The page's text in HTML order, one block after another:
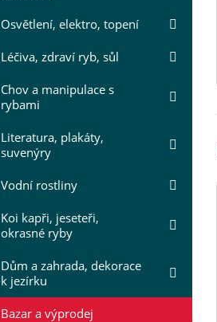
Osvětlení, elektro, topení
Léčiva, zdraví ryb, sůl
Chov a manipulace s
rybami
Literatura, plakáty,
suvenýry
Vodní rostliny
Koi kapři, jeseteři,
okrasné ryby
Dům a zahrada, dekorace
k jezírku
Bazar a výprodej